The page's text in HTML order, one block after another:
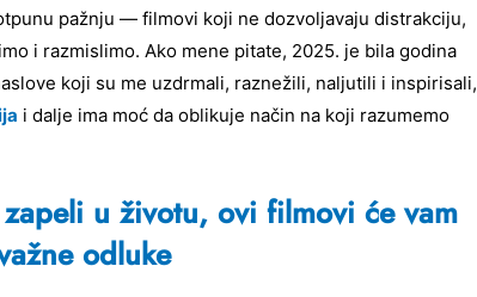
pažnju — filmovi koji ne dozvoljavaju distrakciju,
i razmislimo. Ako mene pitate, 2025. je bila godina
koji su me uzdrmali, raznežili, naljutili i inspirisali,
i dalje ima moć da oblikuje način na koji razumemo
zapeli u životu, ovi filmovi će vam
odluke